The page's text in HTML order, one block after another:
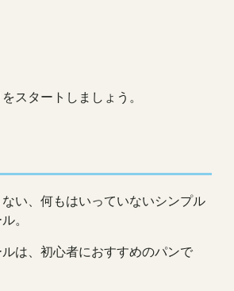
スタートしましょう。
い、何もはいっていないシンプル
。
は、初心者におすすめのパンで